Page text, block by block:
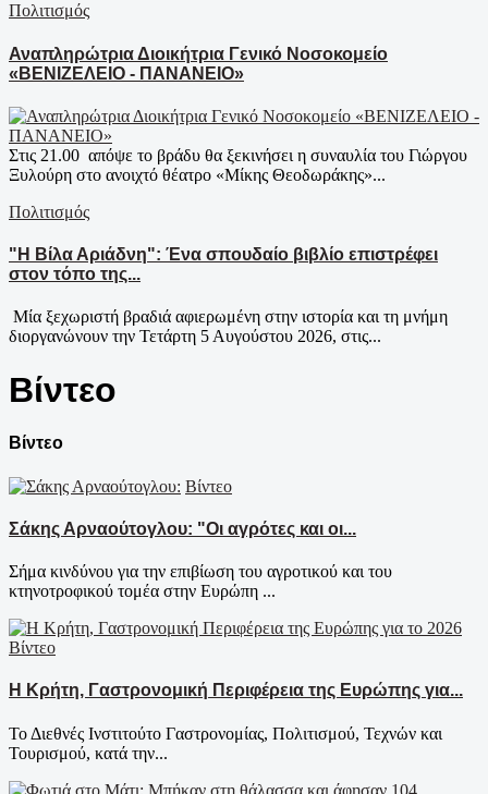
Πολιτισμός
Αναπληρώτρια Διοικήτρια Γενικό Νοσοκομείο
«ΒΕΝΙΖΕΛΕΙΟ - ΠΑΝΑΝΕΙΟ»
Στις 21.00 απόψε το βράδυ θα ξεκινήσει η συναυλία του Γιώργου
Ξυλούρη στο ανοιχτό θέατρο «Μίκης Θεοδωράκης»...
Πολιτισμός
"Η Βίλα Αριάδνη": Ένα σπουδαίο βιβλίο επιστρέφει
στον τόπο της...
Μία ξεχωριστή βραδιά αφιερωμένη στην ιστορία και τη μνήμη
διοργανώνουν την Τετάρτη 5 Αυγούστου 2026, στις...
Βίντεο
Βίντεο
Βίντεο
Σάκης Αρναούτογλου: "Οι αγρότες και οι...
Σήμα κινδύνου για την επιβίωση του αγροτικού και του
κτηνοτροφικού τομέα στην Ευρώπη ...
Βίντεο
Η Κρήτη, Γαστρονομική Περιφέρεια της Ευρώπης για...
Το Διεθνές Ινστιτούτο Γαστρονομίας, Πολιτισμού, Τεχνών και
Τουρισμού, κατά την...